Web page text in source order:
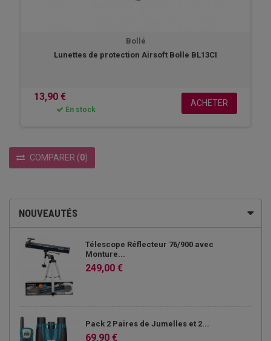
NOUVEAUTÉS
Télescope Réflecteur 76/900 avec
Monture...
249,00 €
Pack 2 Paires de Jumelles et 2...
69,90 €
Bollé
Lunettes de protection Airsoft Bolle BL13CI
13,90 €
En stock
ACHETER
COMPARER (0)